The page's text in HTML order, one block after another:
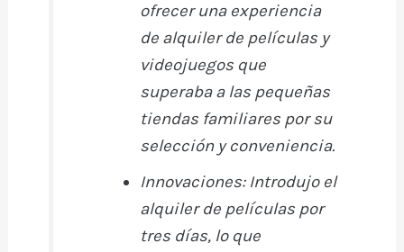
ofrecer una experiencia
de alquiler de películas y
videojuegos que
superaba a las pequeñas
tiendas familiares por su
selección y conveniencia.
Innovaciones:Introdujo el
alquiler de películas por
tres días, lo que